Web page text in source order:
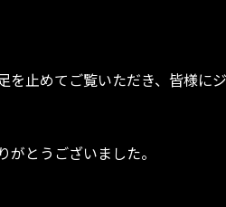
を止めてご覧いただき、皆様に
とうございました。